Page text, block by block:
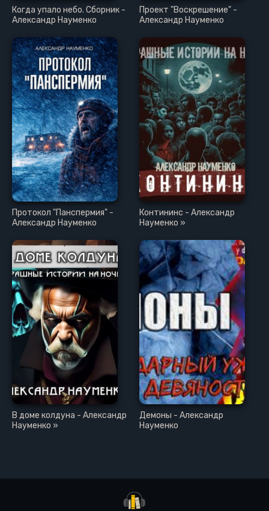
Когда упало небо. Сборник -
Александр Науменко
Проект "Воскрешение" -
Александр Науменко
Протокол "Панспермия" -
Александр Науменко
Контининс - Александр
Науменко »
В доме колдуна - Александр
Науменко »
Демоны - Александр
Науменко